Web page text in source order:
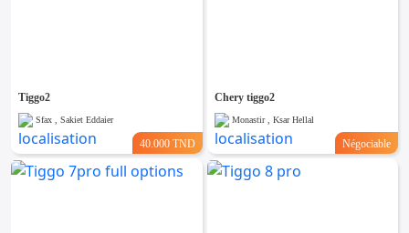
Tiggo2
Sfax , Sakiet Eddaier
40.000 TND
Chery tiggo2
Monastir , Ksar Hellal
Négociable